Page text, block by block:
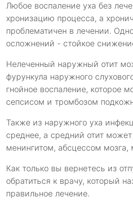
Любое воспаление уха без
хронизацию процесса, а
проблематичен в лечении.
осложнений - стойкое
Нелеченный наружный отит
фурункула наружного
гнойное воспаление, которое
сепсисом и тромбозом
Также из наружного уха
среднее, а средний отит
менингитом, абсцессом мозга,
Как только вы вернетесь из
обратиться к врачу, который
правильное лечение.